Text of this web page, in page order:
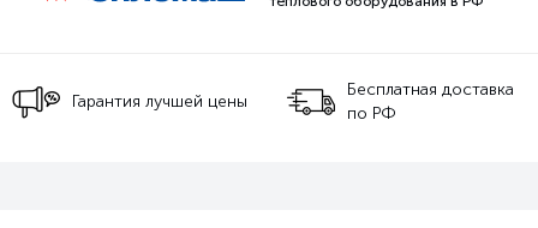
Гарантия лучшей цены
Бесплатная доставка
по РФ